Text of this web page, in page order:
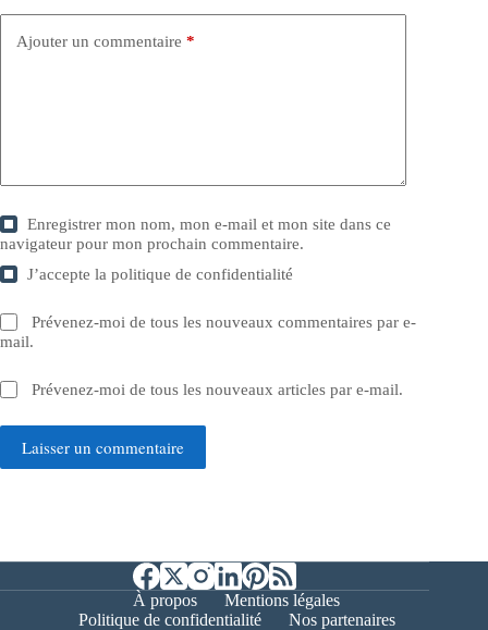
Ajouter un commentaire *
Enregistrer mon nom, mon e-mail et mon site dans ce
navigateur pour mon prochain commentaire.
J’accepte lapolitique de confidentialité
Prévenez-moi de tous les nouveaux commentaires par e-
mail.
Prévenez-moi de tous les nouveaux articles par e-mail.
Laisser un commentaire
À propos
Mentions légales
Politique de confidentialité
Nos partenaires